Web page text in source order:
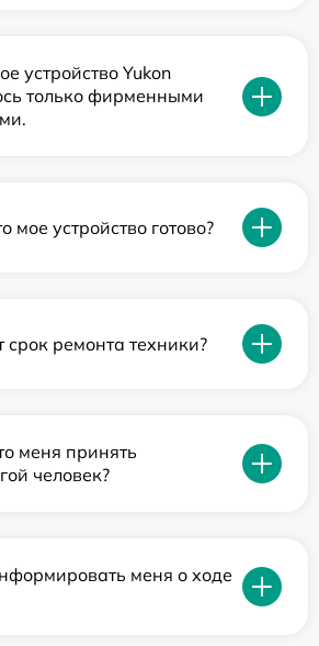
устройство Yukon
только фирменными
мое устройство готово?
срок ремонта техники?
меня принять
человек?
меня о ходе